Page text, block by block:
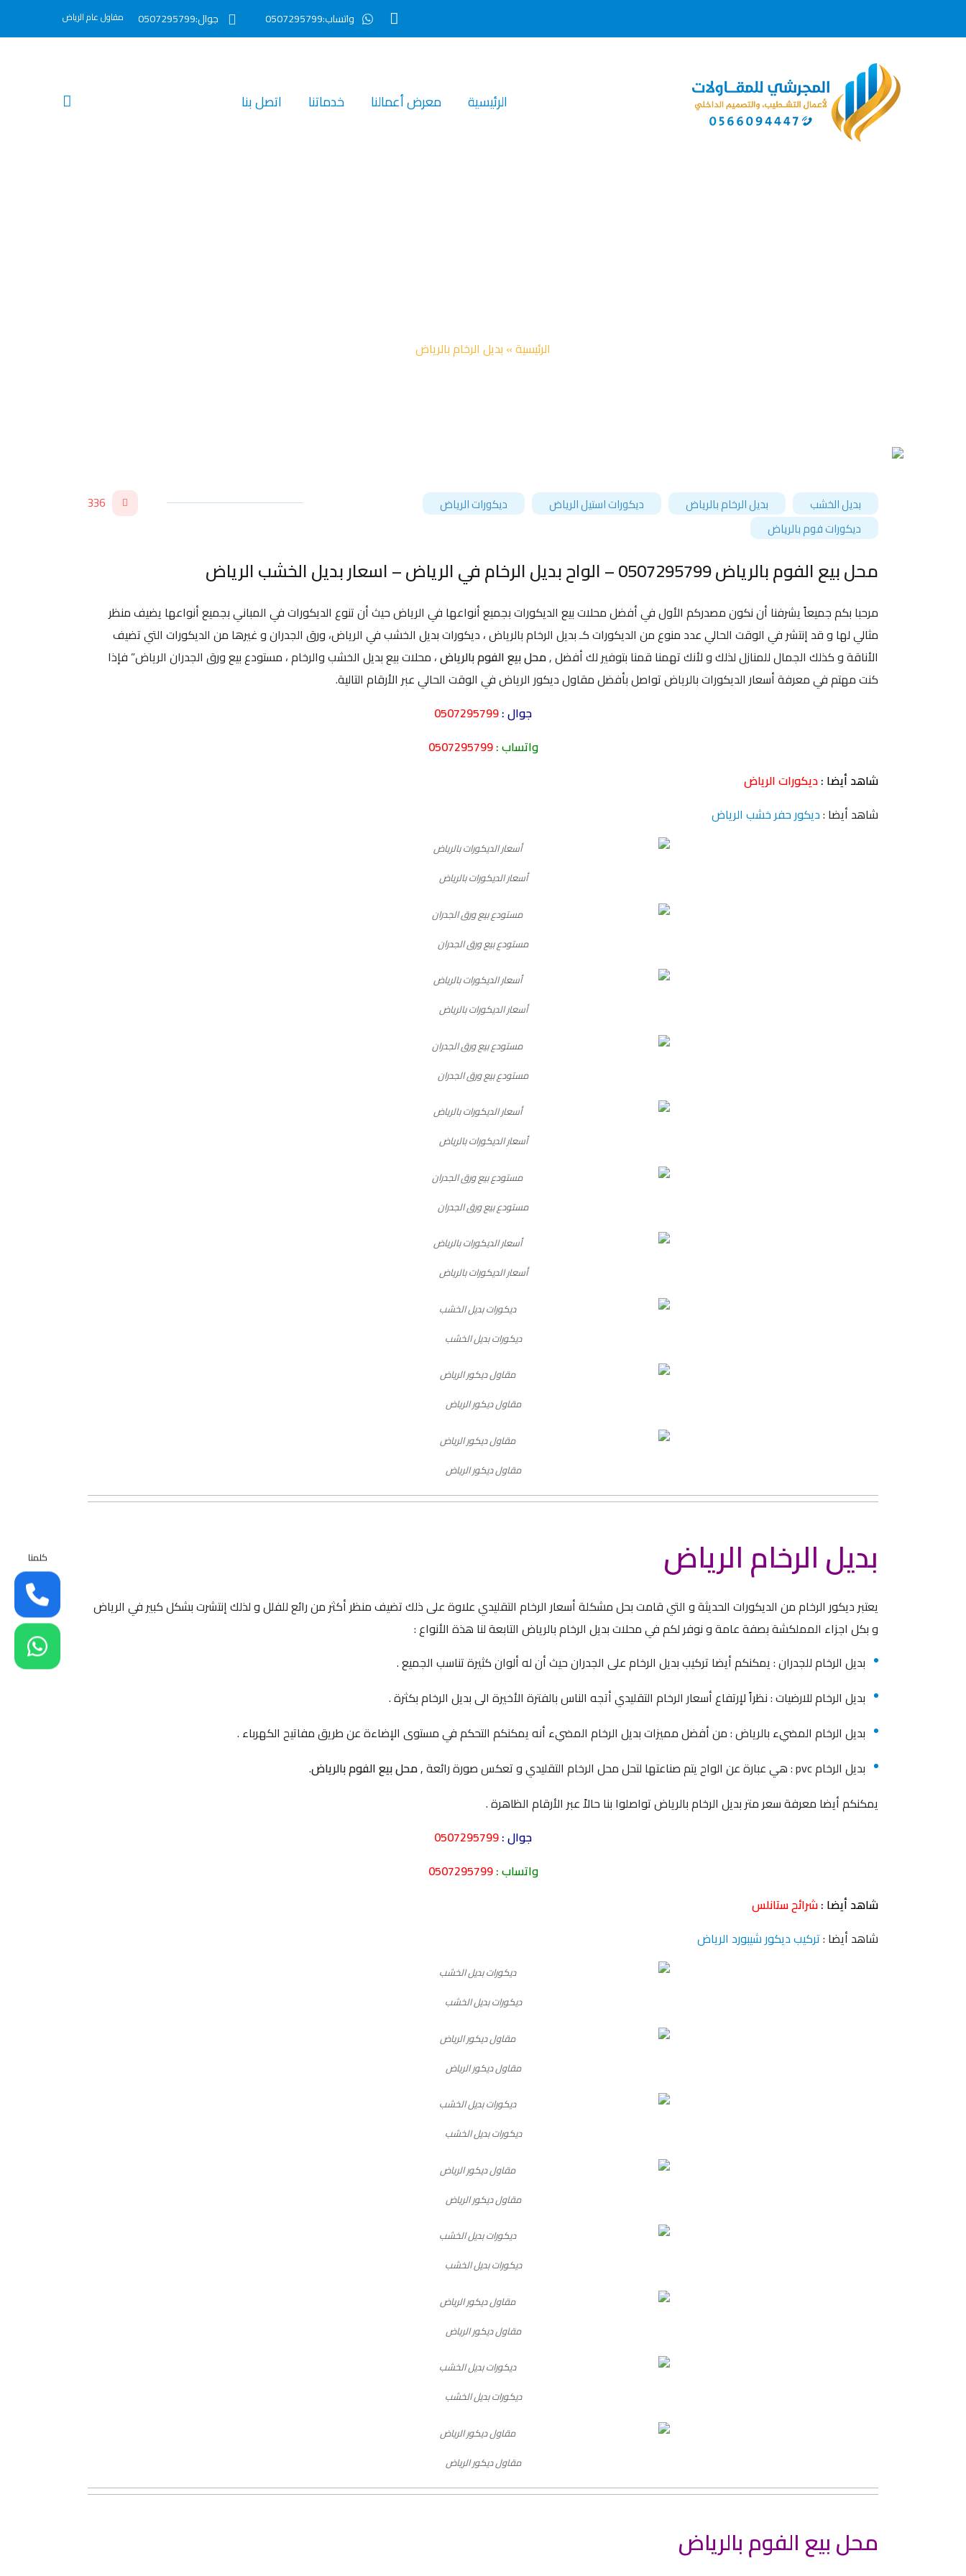
واتساب:0507295799 جوال:0507295799 مقاول عام الرياض
الرئيسية‎ معرض أعمالنا‎ خدماتنا‎ اتصل بنا‎
الرئيسية» بديل الرخام بالرياض
بديل الخشب بديل الرخام بالرياض ديكورات استيل الرياض
ديكورات الرياض
ديكورات فوم بالرياض
336
محل بيع الفوم بالرياض 0507295799 – الواح بديل الرخام في الرياض – اسعار بديل الخشب الرياض
مرحبا بكم جميعاً يشرفنا أن نكون مصدركم الأول في أفضل محلات بيع الديكورات بجميع أنواعها في الرياض حيث أن تنوع الديكورات في المباني بجميع أنواعها يضيف منظر
مثالي لها و قد إنتشر في الوقت الحالي عدد منوع من الديكورات كـ بديل الرخام بالرياض ، ديكورات بديل الخشب في الرياض، ورق الجدران و غيرها من الديكورات التي تضيف
الأناقة و كذلك الجمال للمنازل لذلك و لأنك تهمنا قمنا بتوفير لك أفضل ,محل بيع الفوم بالرياض، محلات بيع بديل الخشب والرخام ، مستودع بيع ورق الجدران الرياض” فإذا
كنت مهتم في معرفة أسعار الديكورات بالرياض تواصل بأفضل مقاول ديكور الرياض في الوقت الحالي عبر الأرقام التالية.
جوال :0507295799
واتساب :0507295799
شاهد أيضا :ديكورات الرياض
شاهد أيضا :ديكور حفر خشب الرياض
أسعار الديكورات بالرياض
مستودع بيع ورق الجدران
أسعار الديكورات بالرياض
مستودع بيع ورق الجدران
أسعار الديكورات بالرياض
مستودع بيع ورق الجدران
أسعار الديكورات بالرياض
ديكورات بديل الخشب
مقاول ديكور الرياض
مقاول ديكور الرياض
بديل الرخام الرياض
يعتبر ديكور الرخام من الديكورات الحديثة و التي قامت بحل مشكلة أسعار الرخام التقليدي علاوة على ذلك تضيف منظر أكثر من رائع للفلل و لذلك إنتشرت بشكل كبير في الرياض
و بكل اجزاء المملكشة بصفة عامة و نوفر لكم في محلات بديل الرخام بالرياض التابعة لنا هذة الأنواع :
بديل الرخام للجدران : يمكنكم أيضا تركيب بديل الرخام على الجدران حيث أن له ألوان كثيرة تناسب الجميع .
بديل الرخام للارضيات : نظراً لإرتفاع أسعار الرخام التقليدي أتجه الناس بالفترة الأخيرة الى بديل الرخام بكثرة .
بديل الرخام المضيء بالرياض : من أفضل مميزات بديل الرخام المضيء أنه يمكنكم التحكم في مستوى الإضاءة عن طريق مفاتيح الكهرباء .
بديل الرخام pvc : هي عبارة عن الواح يتم صناعتها لتحل محل الرخام التقليدي و تعكس صورة رائعة ,
محل بيع الفوم بالرياض.
يمكنكم أيضا معرفة سعر متر بديل الرخام بالرياض تواصلوا بنا حالاً عبر الأرقام الظاهرة .
جوال :0507295799
واتساب :0507295799
شاهد أيضا :شرائح ستانلس
شاهد أيضا :تركيب ديكور شيبورد الرياض
ديكورات بديل الخشب
مقاول ديكور الرياض
ديكورات بديل الخشب
مقاول ديكور الرياض
ديكورات بديل الخشب
مقاول ديكور الرياض
ديكورات بديل الخشب
مقاول ديكور الرياض
محل بيع الفوم بالرياض
كلمنا